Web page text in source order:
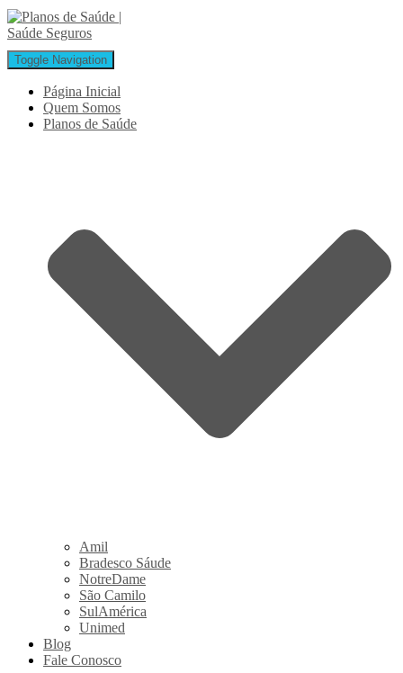
Toggle Navigation
Página Inicial
Quem Somos
Planos de Saúde
Amil
Bradesco Sáude
NotreDame
São Camilo
SulAmérica
Unimed
Blog
Fale Conosco